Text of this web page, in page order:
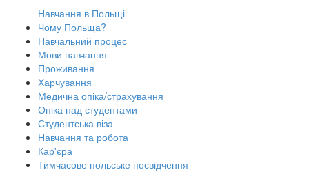
Навчання в Польщі
Чому Польща?
Навчальний процес
Мови навчання
Проживання
Харчування
Медична опіка/страхування
Опіка над студентами
Студентська віза
Навчання та робота
Кар'єра
Тимчасове польське посвідчення